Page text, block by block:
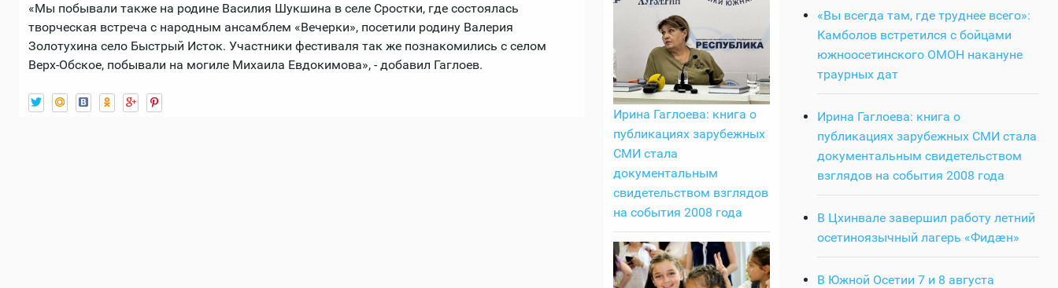
«Мы побывали также на родине Василия Шукшина в селе Сростки, где состоялась
творческая встреча с народным ансамблем «Вечерки», посетили родину Валерия
Золотухина село Быстрый Исток. Участники фестиваля так же познакомились с селом
Верх-Обское, побывали на могиле Михаила Евдокимова», - добавил Гаглоев.
Ирина Гаглоева: книга о
публикациях зарубежных
СМИ стала
документальным
свидетельством взглядов
на события 2008 года
«Вы всегда там, где труднее всего»:
Камболов встретился с бойцами
южноосетинского ОМОН накануне
траурных дат
Ирина Гаглоева: книга о
публикациях зарубежных СМИ стала
документальным свидетельством
взглядов на события 2008 года
В Цхинвале завершил работу летний
осетиноязычный лагерь «Фидӕн»
В Южной Осетии 7 и 8 августа